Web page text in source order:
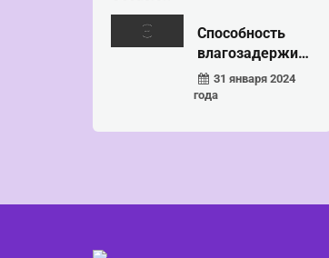
Способность
влагозадержив
аться ...
31 января 2024
года